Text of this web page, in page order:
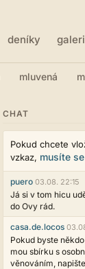
deníky
mluvená
CHAT
Pokud chcete
vzkaz, musíte
puero 03.08. 22:15
Já si v tom hicu
do Ovy rád.
casa.de.locos
Pokud byste
mou sbírku s
věnováním,